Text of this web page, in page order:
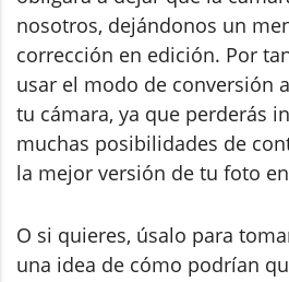
nosotros, dejándonos un
corrección en edición. Por
usar el modo de conversión
tu cámara, ya que perderás
muchas posibilidades de
la mejor versión de tu foto
O si quieres, úsalo para
una idea de cómo podrían